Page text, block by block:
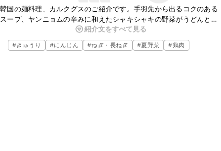
韓国の麺料理、カルクグスのご紹介です。手羽先から出るコクのある
スープ、ヤンニョムの辛みに和えたシャキシャキの野菜がうどんとよ
くからんでおいしいですよ。ビールにも合いますのでちょっとしたお
もてなしにも喜ばれます。ぜひ、お試しくださいね。
紹介文をすべて見る
#きゅうり #にんじん #ねぎ・長ねぎ #夏野菜 #鶏肉